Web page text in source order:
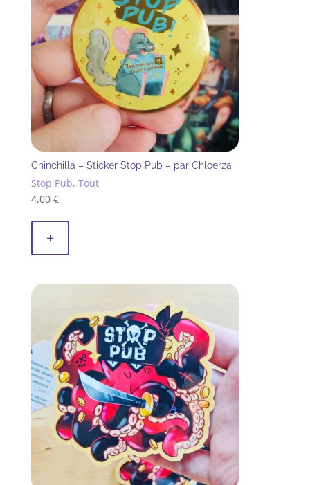
Chinchilla – Sticker Stop Pub – par Chloerza
Stop Pub, Tout
4,00 €
+